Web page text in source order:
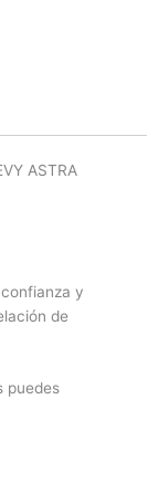
ASTRA
y
de
puedes